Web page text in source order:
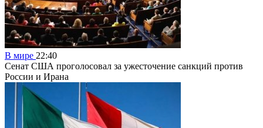
В мире 22:40
Сенат США проголосовал за ужесточение санкций против
России и Ирана